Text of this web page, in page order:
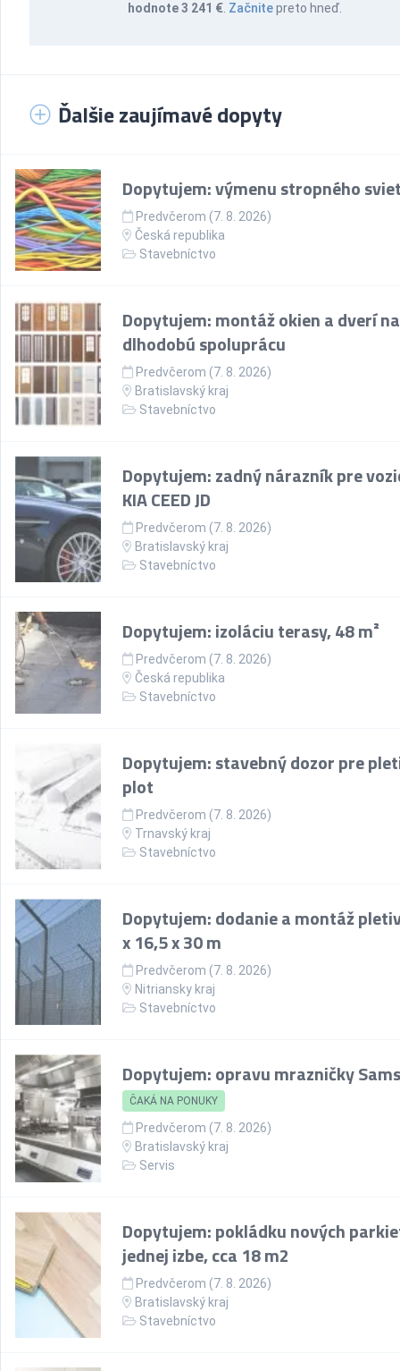
hodnote 3 241 € Začnitepreto hneď.
Ďalšie zaujímavé dopyty
Dopytujem: výmenu stropného
Predvčerom (7. 8. 2026)
Česká republika
Stavebníctvo
Dopytujem: montáž okien a dverí na
dlhodobú spoluprácu
Predvčerom (7. 8. 2026)
Bratislavský kraj
Stavebníctvo
Dopytujem: zadný nárazník pre
KIA CEED JD
Predvčerom (7. 8. 2026)
Bratislavský kraj
Stavebníctvo
Dopytujem: izoláciu terasy, 48 m²
Predvčerom (7. 8. 2026)
Česká republika
Stavebníctvo
Dopytujem: stavebný dozor pre
plot
Predvčerom (7. 8. 2026)
Trnavský kraj
Stavebníctvo
Dopytujem: dodanie a montáž
x 16,5 x 30 m
Predvčerom (7. 8. 2026)
Nitriansky kraj
Stavebníctvo
Dopytujem: opravu mrazničky
ČAKÁ NA PONUKY
Predvčerom (7. 8. 2026)
Bratislavský kraj
Servis
Dopytujem: pokládku nových
jednej izbe, cca 18 m2
Predvčerom (7. 8. 2026)
Bratislavský kraj
Stavebníctvo